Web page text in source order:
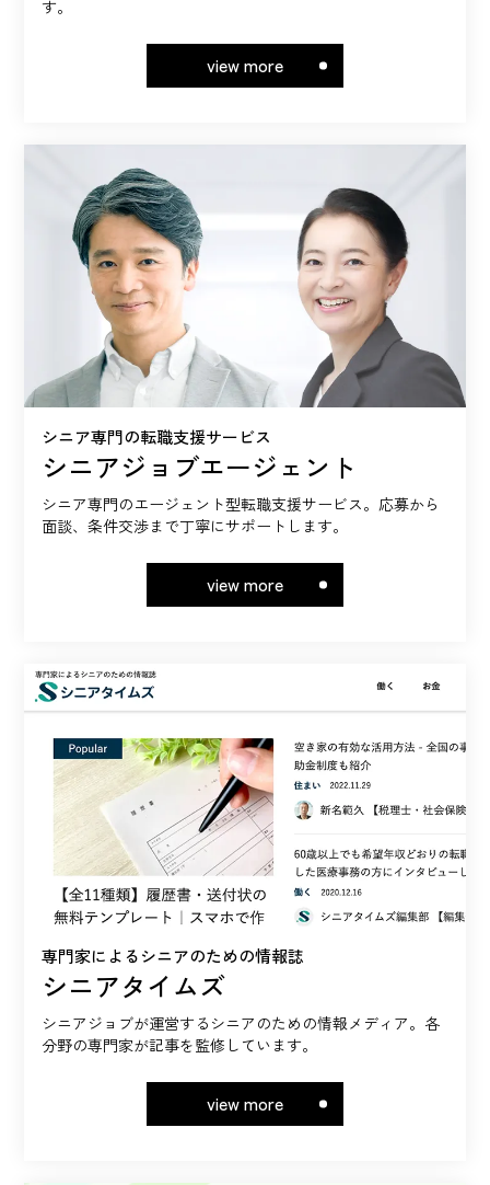
す。
view more
シニア専門の転職支援サービス
シニアジョブエージェント
シニア専門のエージェント型転職支援サービス。応募から
面談、条件交渉まで丁寧にサポートします。
view more
専門家によるシニアのための情報誌
シニアタイムズ
シニアジョブが運営するシニアのための情報メディア。各
分野の専門家が記事を監修しています。
view more